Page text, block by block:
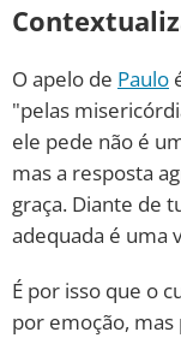
O apelo de Paulo
"pelas
ele pede não é
mas a resposta
graça. Diante de
adequada é uma
É por isso que o
por emoção,